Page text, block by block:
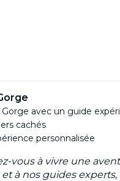
avec un guide
cachés
personnalisée
vous à vivre une
à nos guides